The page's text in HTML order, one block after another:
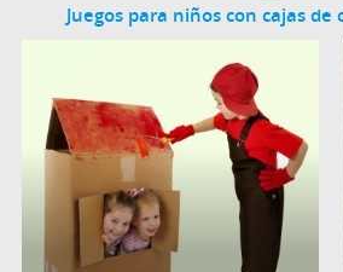
Juegos para niños con cajas de